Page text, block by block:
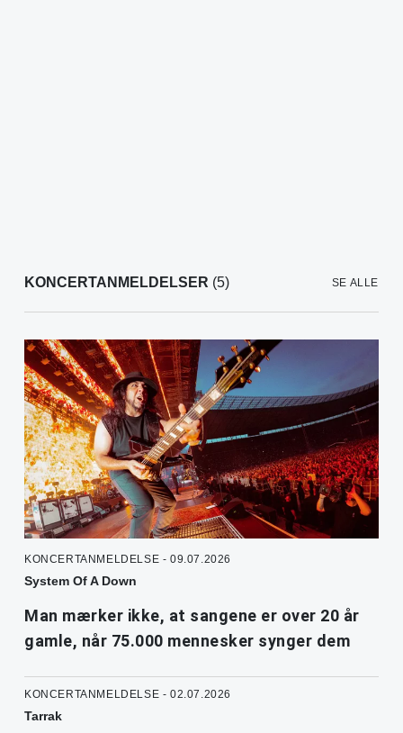
KONCERTANMELDELSER (5) SE ALLE
KONCERTANMELDELSE - 09.07.2026
System Of A Down
Man mærker ikke, at sangene er over 20 år
gamle, når 75.000 mennesker synger dem
KONCERTANMELDELSE - 02.07.2026
Tarrak